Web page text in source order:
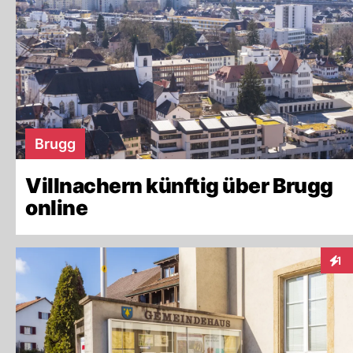
Brugg
Villnachern künftig über Brugg
online
1